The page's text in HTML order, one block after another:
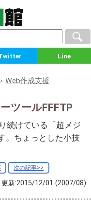
Line
Web作成支援
ツールFFFTP
続けている「超メジ
。ちょっとした小技
次の記事>>
更新:2015/12/01 (2007/08)